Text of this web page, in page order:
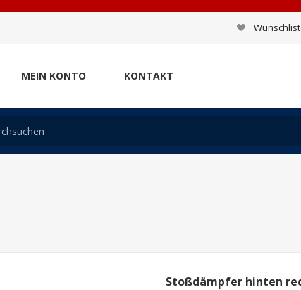
MEIN KONTO KONTAKT
Stoßdämpfer hinten